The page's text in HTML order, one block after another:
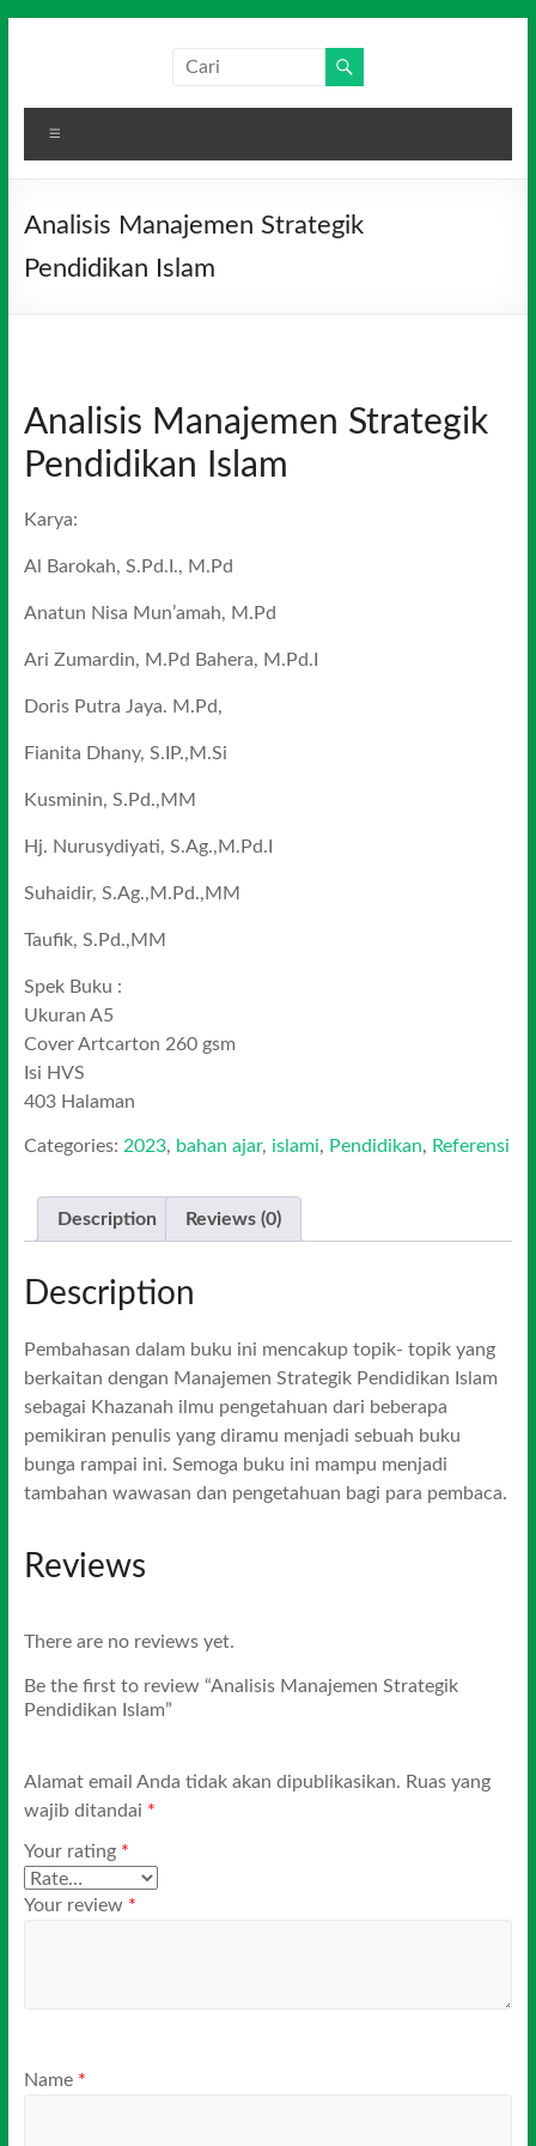
Media
Indonesia
Analisis Manajemen Strategik
Pendidikan Islam
Analisis Manajemen Strategik
Pendidikan Islam
Karya:
Al Barokah, S.Pd.I., M.Pd
Anatun Nisa Mun’amah, M.Pd
Ari Zumardin, M.Pd Bahera, M.Pd.I
Doris Putra Jaya. M.Pd,
Fianita Dhany, S.IP.,M.Si
Kusminin, S.Pd.,MM
Hj. Nurusydiyati, S.Ag.,M.Pd.I
Suhaidir, S.Ag.,M.Pd.,MM
Taufik, S.Pd.,MM
Spek Buku :
Ukuran A5
Cover Artcarton 260 gsm
Isi HVS
403 Halaman
Categories: 2023, bahan ajar, islami, Pendidikan, Referensi
Description Reviews (0)
Description
Pembahasan dalam buku ini mencakup topik- topik yang
berkaitan dengan Manajemen Strategik Pendidikan Islam
sebagai Khazanah ilmu pengetahuan dari beberapa
pemikiran penulis yang diramu menjadi sebuah buku
bunga rampai ini. Semoga buku ini mampu menjadi
tambahan wawasan dan pengetahuan bagi para pembaca.
Reviews
There are no reviews yet.
Be the first to review “Analisis Manajemen Strategik
Pendidikan Islam”
Alamat email Anda tidak akan dipublikasikan. Ruas yang
wajib ditandai *
Your rating *
Your review *
Name *